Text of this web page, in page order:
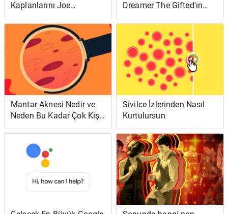
Kaplanlarını Joe
Exotic'ten Almış Olabilir
Dreamer The Gifted'ın
güçlü bir bölümünü
Mantar Aknesi Nedir ve
Neden Bu Kadar Çok Kişi
Aniden Akne Olduğunu
Sivilce İzlerinden Nasıl
Kurtulursun